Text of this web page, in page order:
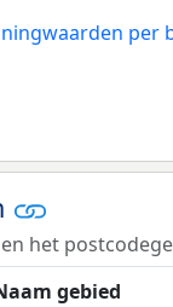
per
het
gebied